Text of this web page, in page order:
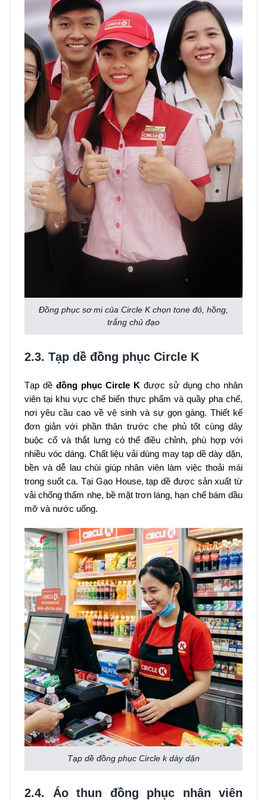
Đồng phục sơ mi của Circle K chọn tone đỏ, hồng,
trắng chủ đạo
2.3. Tạp dề đồng phục Circle K
Tạp dề đồng phục Circle K được sử dụng cho nhân
viên tại khu vực chế biến thực phẩm và quầy pha chế,
nơi yêu cầu cao về vệ sinh và sự gọn gàng. Thiết kế
đơn giản với phần thân trước che phủ tốt cùng dây
buộc cổ và thắt lưng có thể điều chỉnh, phù hợp với
nhiều vóc dáng. Chất liệu vải dùng may tạp dề dày dặn,
bền và dễ lau chùi giúp nhân viên làm việc thoải mái
trong suốt ca. Tại Gạo House, tạp dề được sản xuất từ
vải chống thấm nhẹ, bề mặt trơn láng, hạn chế bám dầu
mỡ và nước uống.
Tạp dề đồng phục Circle k dày dặn
2.4. Áo thun đồng phục nhân viên